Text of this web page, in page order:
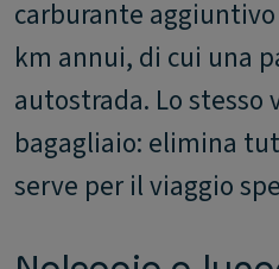
carburante aggiuntivo
km annui, di cui una
autostrada. Lo stesso
bagagliaio: elimina
serve per il viaggio